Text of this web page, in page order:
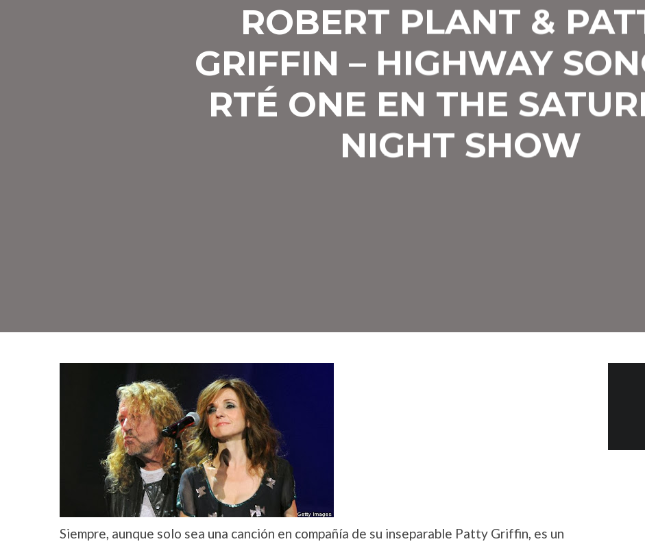
ROBERT PLANT &
GRIFFIN – HIGHWAY
RTÉ ONE EN THE
NIGHT SHOW
Siempre, aunque solo sea una canción en compañía de su inseparable Patty Griffin, es un